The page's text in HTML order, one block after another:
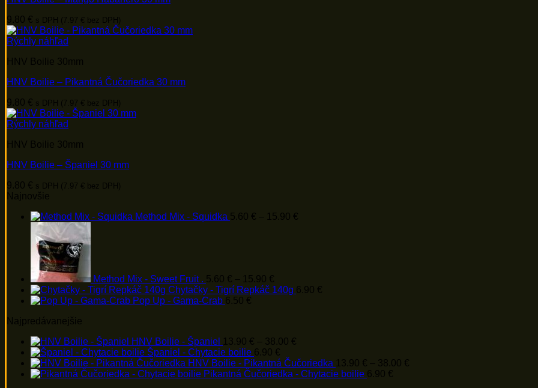
9.80 € s DPH ( 7.97 € bez DPH)
Rýchly náhľad
HNV Boilie 30mm
HNV Boilie – Pikantná Čučoriedka 30 mm
9.80 € s DPH ( 7.97 € bez DPH)
Rýchly náhľad
HNV Boilie 30mm
HNV Boilie – Španiel 30 mm
9.80 € s DPH ( 7.97 € bez DPH)
Najnovšie
Method Mix - Squidka 5.60 € – 15.90 €
Method Mix - Sweet Fruit . 5.60 € – 15.90 €
Chytačky - Tigrí Repkáč 140g 6.90 €
Pop Up - Gama-Crab 6.50 €
Najpredávanejšie
HNV Boilie - Španiel
13.90 € – 38.00 €
13.90 €
through
Španiel - Chytacie boilie 6.90 €
HNV Boilie - Pikantná Čučoriedka
13.90 € – 38.00 €
Pikantná Čučoriedka - Chytacie boilie 6.90 €